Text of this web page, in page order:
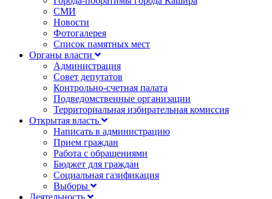
СМИ
Новости
Фотогалерея
Список памятных мест
Органы власти
Администрация
Совет депутатов
Контрольно-счетная палата
Подведомственные организации
Территориальная избирательная комиссия
Открытая власть
Написать в администрацию
Прием граждан
Работа с обращениями
Бюджет для граждан
Социальная газификация
Выборы
Деятельность